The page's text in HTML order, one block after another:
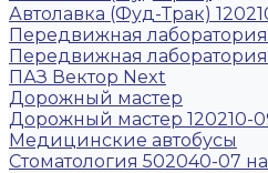
Автолавка (Фуд-Трак)
Передвижная лаборатория
Передвижная
ПАЗ Вектор Next
Дорожный мастер
Дорожный мастер 120210-
Медицинские автобусы
Стоматология 502040-07